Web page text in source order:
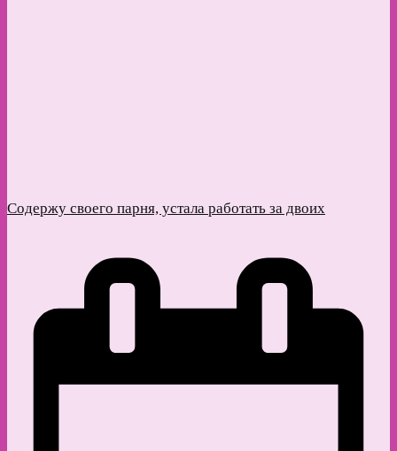
Содержу своего парня, устала работать за двоих